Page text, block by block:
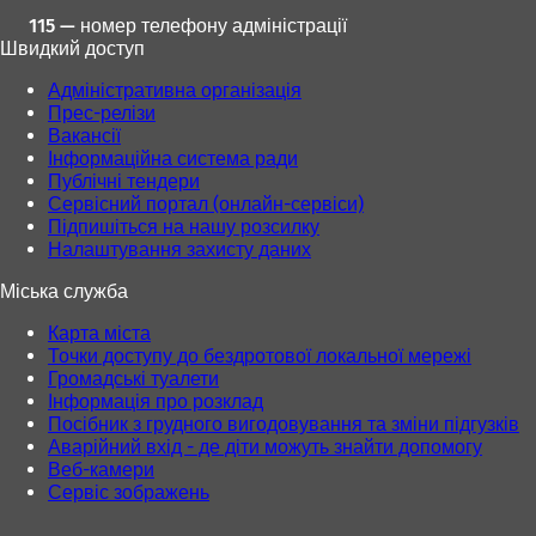
115 — номер телефону адміністрації
Швидкий доступ
Адміністративна організація
Прес-релізи
Вакансії
Інформаційна система ради
Публічні тендери
Сервісний портал (онлайн-сервіси)
Підпишіться на нашу розсилку
Налаштування захисту даних
Міська служба
Карта міста
Точки доступу до бездротової локальної мережі
Громадські туалети
Інформація про розклад
Посібник з грудного вигодовування та зміни підгузків
Аварійний вхід - де діти можуть знайти допомогу
Веб-камери
Сервіс зображень